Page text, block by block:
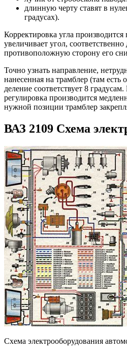
длинную черту ставят в
градусах).
Корректировка угла
увеличивает угол,
противоположную сторону его
Точно узнать направление,
нанесенная на трамблер (там
деление соответствует 8
регулировка производится
нужной позиции трамблер
ВАЗ 2109 Схема
Схема электрооборудования